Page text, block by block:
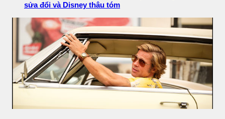
sửa đổi và Disney thâu tóm